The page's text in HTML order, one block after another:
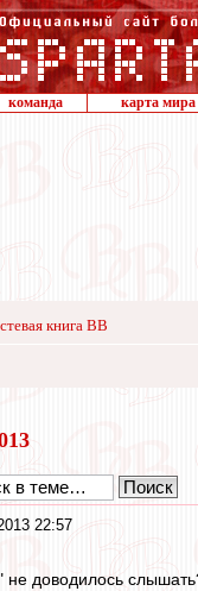
команда карта мира
книга ВВ
22:57
не доводилось